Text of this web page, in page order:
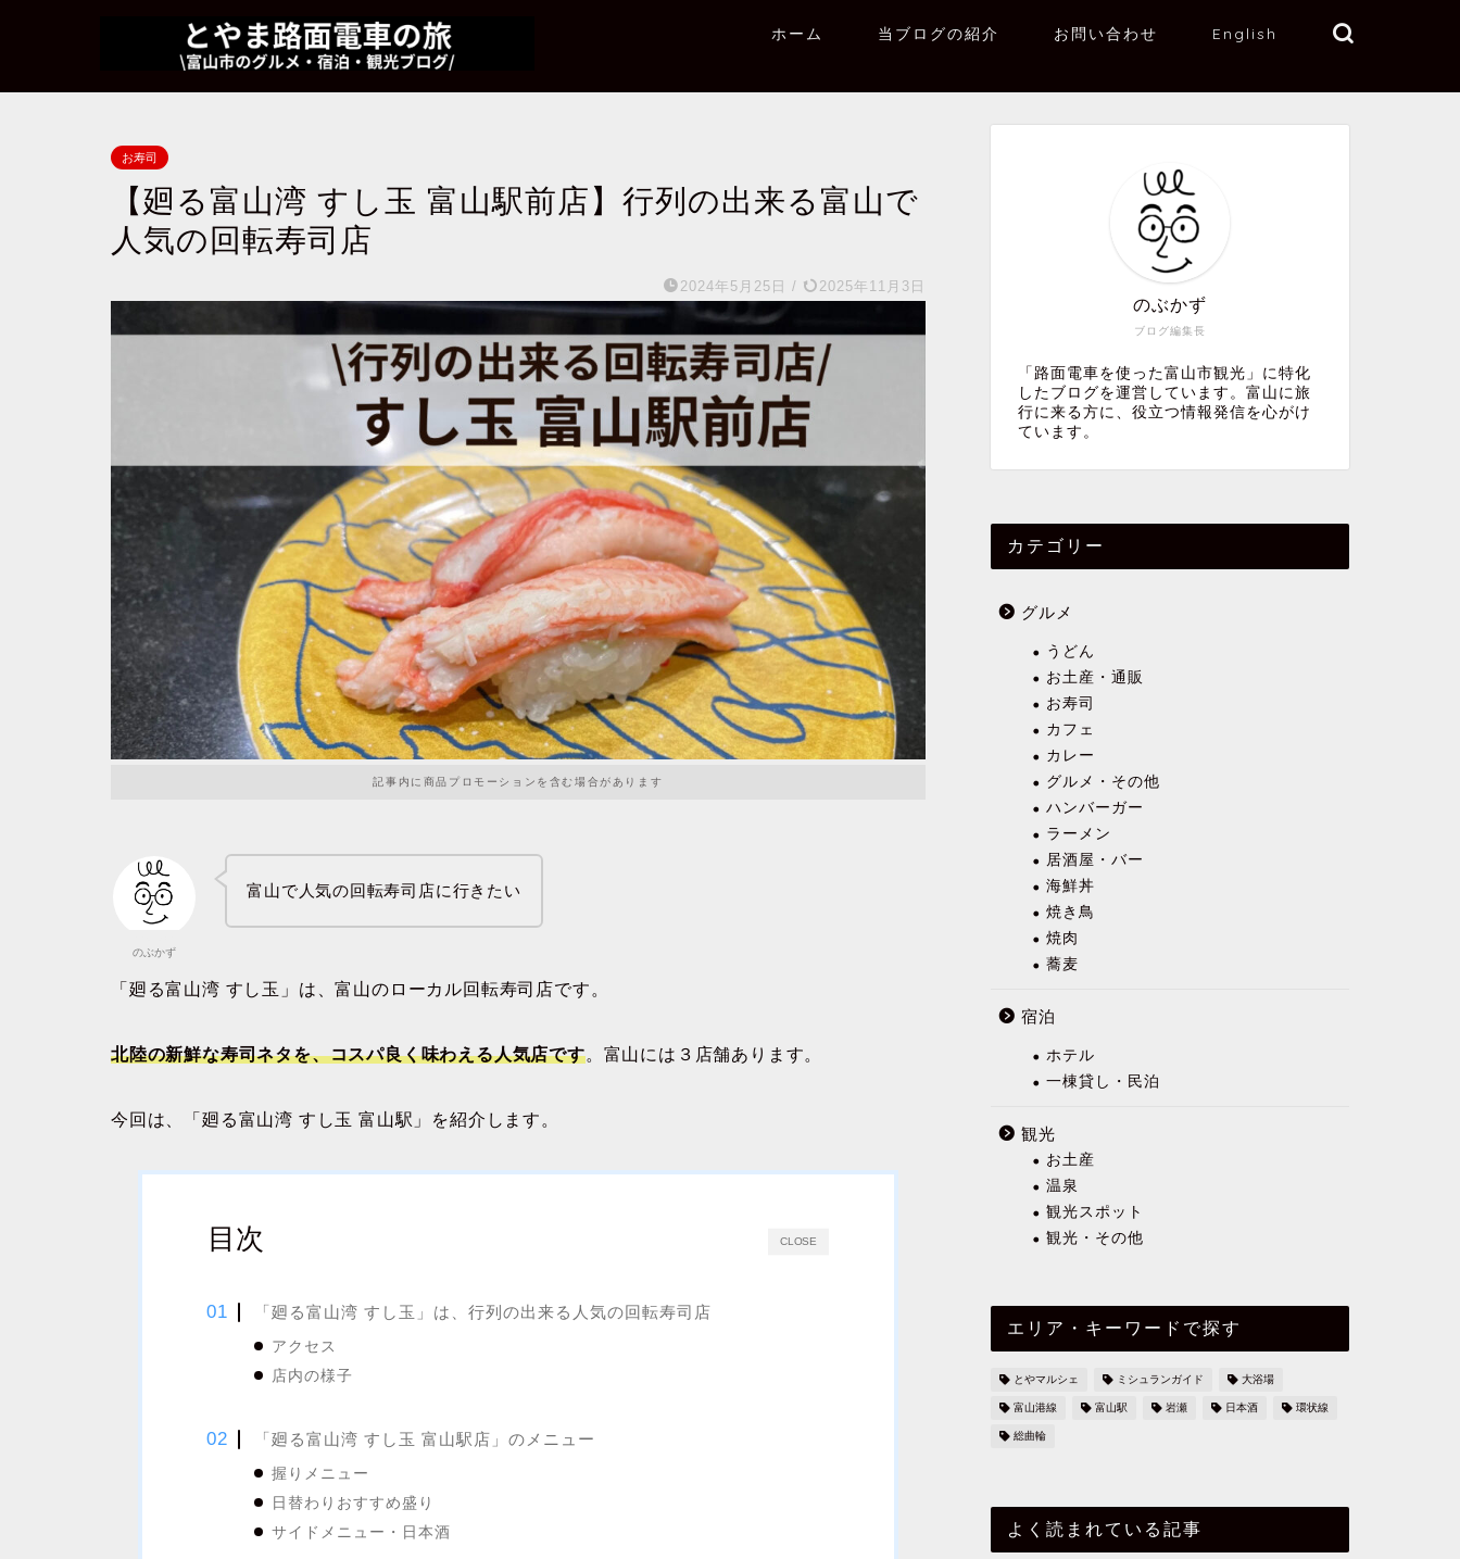
ホーム 当ブログの紹介 お問い合わせ English
お寿司
【廻る富山湾 すし玉 富山駅前店】行列の出来る富山で
人気の回転寿司店
2024年5月25日 / 2025年11月3日
記事内に商品プロモーションを含む場合があります
のぶかず
富山で人気の回転寿司店に行きたい
「廻る富山湾 すし玉」は、富山のローカル回転寿司店です。
北陸の新鮮な寿司ネタを、コスパ良く味わえる人気店です。富山には３店舗あります。
今回は、「廻る富山湾 すし玉 富山駅」を紹介します。
CLOSE
目次
「廻る富山湾 すし玉」は、行列の出来る人気の回転寿司店
アクセス
店内の様子
「廻る富山湾 すし玉 富山駅店」のメニュー
握りメニュー
日替わりおすすめ盛り
サイドメニュー・日本酒
ブログ編集長
のぶかず
「路面電車を使った富山市観光」に特化
したブログを運営しています。富山に旅
行に来る方に、役立つ情報発信を心がけ
ています。
カテゴリー
グルメ
うどん
お土産・通販
お寿司
カフェ
カレー
グルメ・その他
ハンバーガー
ラーメン
居酒屋・バー
海鮮丼
焼き鳥
焼肉
蕎麦
宿泊
ホテル
一棟貸し・民泊
観光
お土産
温泉
観光スポット
観光・その他
エリア・キーワードで探す
とやマルシェ ミシュランガイド 大浴場
富山港線 富山駅 岩瀬 日本酒 環状線
総曲輪
よく読まれている記事